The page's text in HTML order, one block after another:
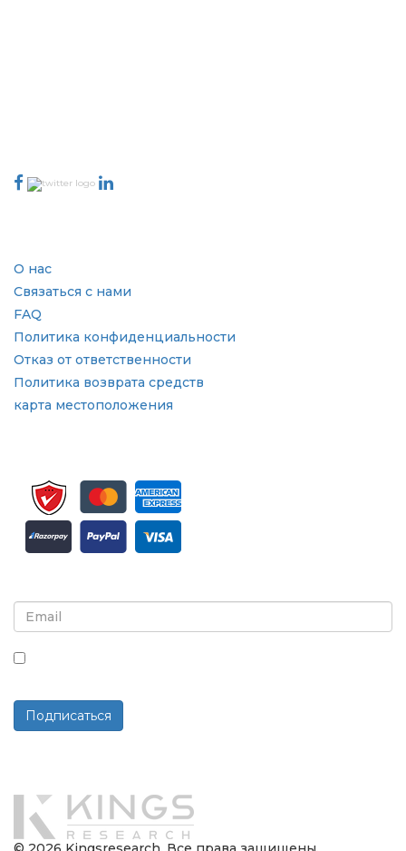
О нас
Связаться с нами
FAQ
Политика конфиденциальности
Отказ от ответственности
Политика возврата средств
карта местоположения
Подписаться